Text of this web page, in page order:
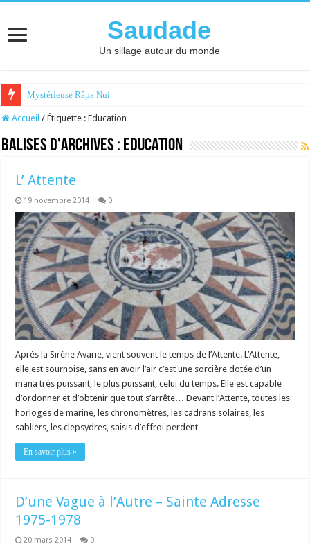
Saudade
Un sillage autour du monde
Mystérieuse Râpa Nui
Accueil / Étiquette :Education
Balises d'archives : Education
L’ Attente
19 novembre 2014 0
Après la Sirène Avarie, vient souvent le temps de l’Attente. L’Attente,
elle est sournoise, sans en avoir l’air c’est une sorcière dotée d’un
mana très puissant, le plus puissant, celui du temps. Elle est capable
d’ordonner et d’obtenir que tout s’arrête… Devant l’Attente, toutes les
horloges de marine, les chronomètres, les cadrans solaires, les
sabliers, les clepsydres, saisis d’effroi perdent …
En savoir plus »
D’une Vague à l’Autre – Sainte Adresse
1975-1978
20 mars 2014 0